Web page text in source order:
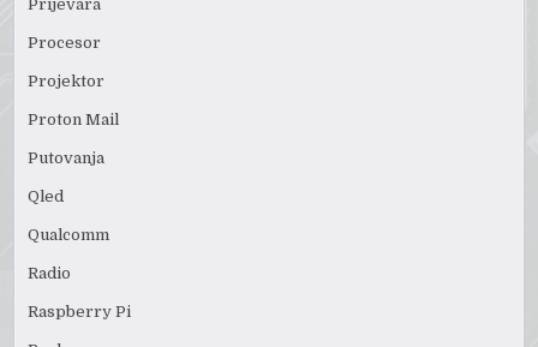
Prijevara
Procesor
Projektor
Proton Mail
Putovanja
Qled
Qualcomm
Radio
Raspberry Pi